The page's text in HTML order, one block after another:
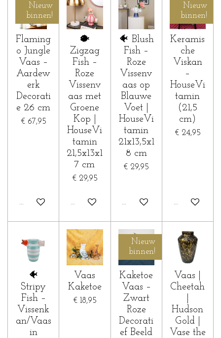
Nieuw
binnen!
Flaming
o Jungle
Vaas –
Aardew
erk
Decorati
e 26 cm
€ 67,95
In winkelwagen
🐡
Zigzag
Fish –
Roze
Vissenv
aas met
Groene
Kop |
HouseVi
tamin
21,5x13x1
7 cm
€ 29,95
In winkelwagen
🐠 Blush
Fish –
Roze
Vissenv
aas op
Blauwe
Voet |
HouseVi
tamin
21x13,5x1
8 cm
€ 29,95
In winkelwagen
Nieuw
binnen!
Keramis
che
Viskan
–
HouseVi
tamin
(21,5
cm)
€ 24,95
In
🐠
Stripy
Fish –
Vissenk
an/Vaas
in
Vaas
Kaketoe
€ 18,95
Nieuw
binnen!
Kaketoe
Vaas –
Zwart
Roze
Decorati
ef Beeld
Vaas |
Cheetah
Hudson
Gold |
Vase the